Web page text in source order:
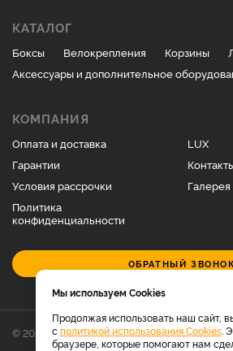
КАТАЛОГ
Боксы Велокрепления Корзины
Аксессуары и дополнительное
КОМПАНИЯ
Оплата и доставка
Гарантии
Условия рассрочки
Политика
конфиденциальности
LUX
Галерея
ОБРАТНЫЙ ЗВОНОК
© 2026 Фирменный магазин багажников LUX.
Мы используем Cookies
Продолжая использовать наш сайт,
с политикой использования Cookies .
браузере, которые помогают нам